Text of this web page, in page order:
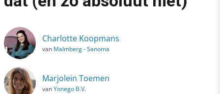
Live op LinkedIn: zó doe je dat (en zo absoluut niet)
Charlotte Koopmans
van Malmberg - Sanoma
Marjolein Toemen
vanYonego B.V.